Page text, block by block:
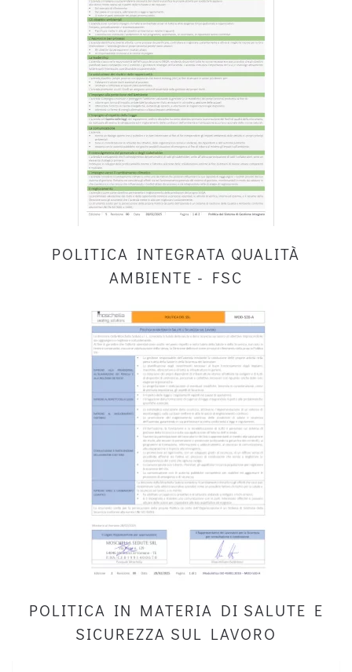
POLITICA INTEGRATA QUALITÀ
AMBIENTE - FSC
POLITICA IN MATERIA DI SALUTE E
SICUREZZA SUL LAVORO